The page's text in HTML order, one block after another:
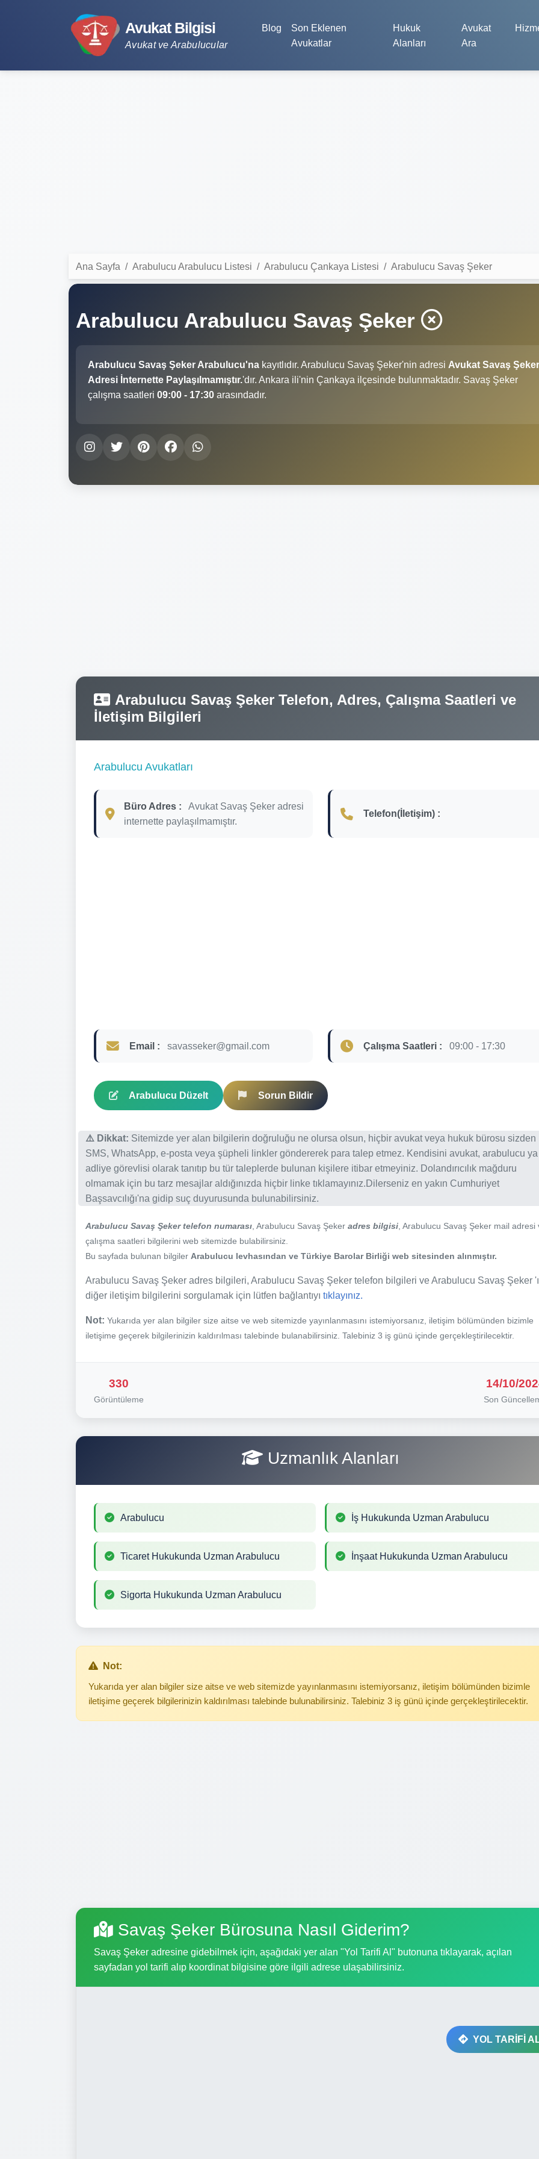
Avukat Bilgisi
Avukat ve Arabulucular
Blog
Son Eklenen
Avukatlar
Hukuk
Alanları
Avukat
Ara
Ana Sayfa Arabulucu Arabulucu Listesi Arabulucu Çankaya Listesi Arabulucu Savaş Şeker
Arabulucu Arabulucu Savaş Şeker
Arabulucu Savaş Şeker Arabulucu'na kayıtlıdır. Arabulucu Savaş Şeker'nin adresi Avukat Savaş Şeker
Adresi İnternette Paylaşılmamıştır.'dır. Ankara ili'nin Çankaya ilçesinde bulunmaktadır. Savaş Şeker
çalışma saatleri 09:00 - 17:30 arasındadır.
Arabulucu Savaş Şeker Telefon, Adres, Çalışma Saatleri ve
İletişim Bilgileri
Arabulucu Avukatları
Büro Adres :
Avukat Savaş Şeker adresi
internette paylaşılmamıştır.
Telefon(İletişim) :
Email : savasseker@gmail.com Çalışma Saatleri : 09:00 - 17:30
Arabulucu Düzelt Sorun Bildir
⚠️ Dikkat: Sitemizde yer alan bilgilerin doğruluğu ne olursa olsun, hiçbir avukat veya hukuk bürosu sizden
SMS, WhatsApp, e-posta veya şüpheli linkler göndererek para talep etmez. Kendisini avukat, arabulucu
adliye görevlisi olarak tanıtıp bu tür taleplerde bulunan kişilere itibar etmeyiniz. Dolandırıcılık mağduru
olmamak için bu tarz mesajlar aldığınızda hiçbir linke tıklamayınız.Dilerseniz en yakın Cumhuriyet
Başsavcılığı'na gidip suç duyurusunda bulunabilirsiniz.
Arabulucu Savaş Şeker telefon numarası , Arabulucu Savaş Şeker adres bilgisi , Arabulucu Savaş Şeker mail adresi
çalışma saatleri bilgilerini web sitemizde bulabilirsiniz.
Bu sayfada bulunan bilgiler Arabulucu levhasından ve Türkiye Barolar Birliği web sitesinden alınmıştır.
Arabulucu Savaş Şeker adres bilgileri, Arabulucu Savaş Şeker telefon bilgileri ve Arabulucu Savaş Şeker
diğer iletişim bilgilerini sorgulamak için lütfen bağlantıyı tıklayınız.
Not: Yukarıda yer alan bilgiler size aitse ve web sitemizde yayınlanmasını istemiyorsanız, iletişim bölümünden bizimle
iletişime geçerek bilgilerinizin kaldırılması talebinde bulanabilirsiniz. Talebiniz 3 iş günü içinde gerçekleştirilecektir.
330
Görüntüleme
14/10/
Son
Uzmanlık Alanları
Arabulucu İş Hukukunda Uzman Arabulucu
Ticaret Hukukunda Uzman Arabulucu İnşaat Hukukunda Uzman Arabulucu
Sigorta Hukukunda Uzman Arabulucu
Not:
Yukarıda yer alan bilgiler size aitse ve web sitemizde yayınlanmasını istemiyorsanız, iletişim bölümünden bizimle
iletişime geçerek bilgilerinizin kaldırılması talebinde bulunabilirsiniz. Talebiniz 3 iş günü içinde gerçekleştirilecektir.
Savaş Şeker Bürosuna Nasıl Giderim?
Savaş Şeker adresine gidebilmek için, aşağıdaki yer alan "Yol Tarifi Al" butonuna tıklayarak, açılan
sayfadan yol tarifi alıp koordinat bilgisine göre ilgili adrese ulaşabilirsiniz.
YOL TARİFİ